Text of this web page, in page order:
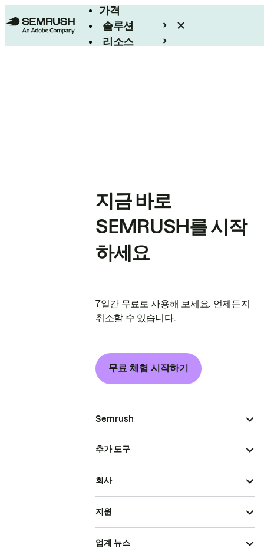
가격
솔루션
리소스
지금 바로
SEMRUSH를 시작
하세요
7일간 무료로 사용해 보세요. 언제든지
취소할 수 있습니다.
무료 체험 시작하기
Semrush
추가 도구
회사
지원
업계 뉴스